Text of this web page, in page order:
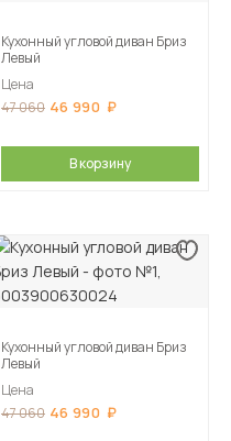
Кухонный угловой диван Бриз
Левый
Цена
47 060 46 990
В корзину
Кухонный угловой диван Бриз
Левый
Цена
47 060 46 990